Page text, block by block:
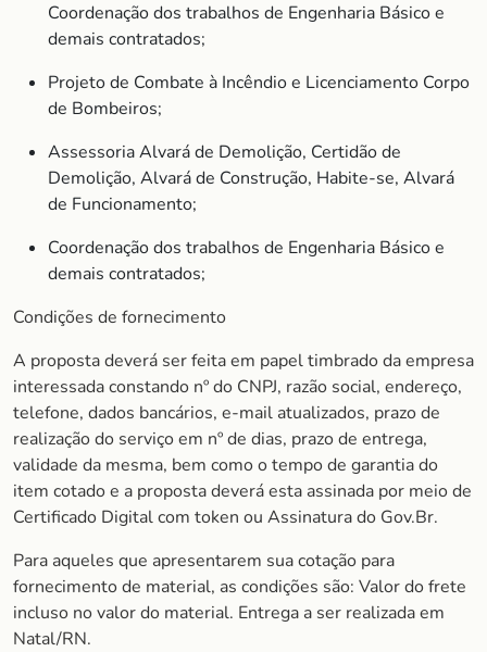
Coordenação dos trabalhos de Engenharia Básico e
demais contratados;
Projeto de Combate à Incêndio e Licenciamento Corpo
de Bombeiros;
Assessoria Alvará de Demolição, Certidão de
Demolição, Alvará de Construção, Habite-se, Alvará
de Funcionamento;
Coordenação dos trabalhos de Engenharia Básico e
demais contratados;
Condições de fornecimento
A proposta deverá ser feita em papel timbrado da empresa
interessada constando nº do CNPJ, razão social, endereço,
telefone, dados bancários, e-mail atualizados, prazo de
realização do serviço em nº de dias, prazo de entrega,
validade da mesma, bem como o tempo de garantia do
item cotado e a proposta deverá esta assinada por meio de
Certificado Digital com token ou Assinatura do Gov.Br.
Para aqueles que apresentarem sua cotação para
fornecimento de material, as condições são: Valor do frete
incluso no valor do material. Entrega a ser realizada em
Natal/RN.